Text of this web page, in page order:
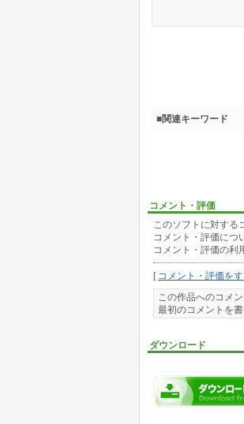
コメント・評価
このソフトに対する
コメント・評価につ
コメント・評価の利
[ コメント・評価を
この作品へのコメ
最初のコメントを
ダウンロード
■関連キーワード